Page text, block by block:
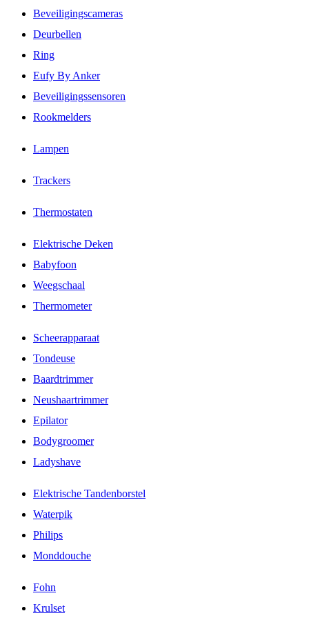
Beveiligingscameras
Deurbellen
Ring
Eufy By Anker
Beveiligingssensoren
Rookmelders
Lampen
Trackers
Thermostaten
Elektrische Deken
Babyfoon
Weegschaal
Thermometer
Scheerapparaat
Tondeuse
Baardtrimmer
Neushaartrimmer
Epilator
Bodygroomer
Ladyshave
Elektrische Tandenborstel
Waterpik
Philips
Monddouche
Fohn
Krulset